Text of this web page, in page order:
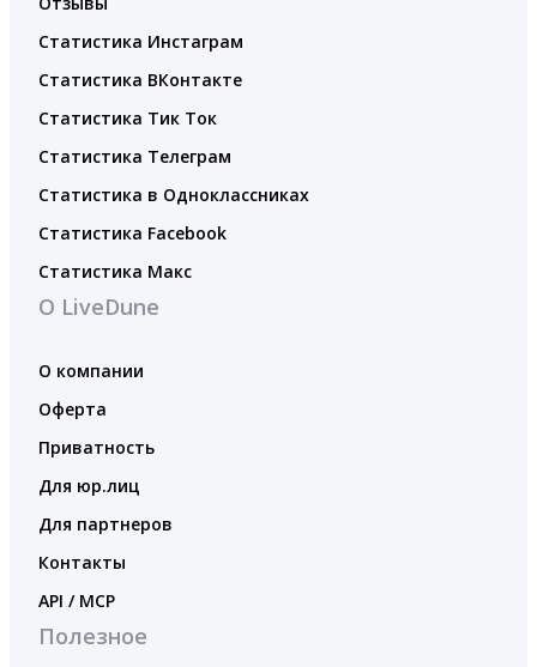
Статистика Инстаграм
Статистика ВКонтакте
Статистика Тик Ток
Статистика Телеграм
Статистика в Одноклассниках
Статистика Facebook
Статистика Макс
О LiveDune
О компании
Оферта
Приватность
Для юр.лиц
Для партнеров
Контакты
API / MCP
Полезное